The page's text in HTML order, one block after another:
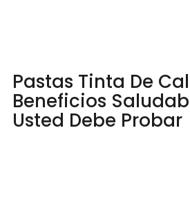
Pastas Tinta De
Beneficios
Usted Debe Probar